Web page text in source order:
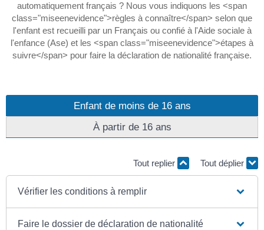
automatiquement français ? Nous vous indiquons les <span
class="miseenevidence">règles à connaître</span> selon que
l'enfant est recueilli par un Français ou confié à l'Aide sociale à
l'enfance (Ase) et les <span class="miseenevidence">étapes à
suivre</span> pour faire la déclaration de nationalité française.
Enfant de moins de 16 ans
À partir de 16 ans
Tout replier Tout déplier
Vérifier les conditions à remplir
Faire le dossier de déclaration de nationalité